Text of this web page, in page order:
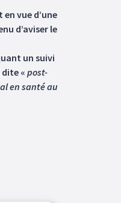
vue d’une
d’aviser le
un suivi
« post-
en santé au